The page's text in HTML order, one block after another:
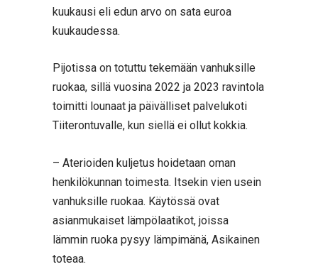
kuukausi eli edun arvo on sata euroa
kuukaudessa.
Pijotissa on totuttu tekemään vanhuksille
ruokaa, sillä vuosina 2022 ja 2023 ravintola
toimitti lounaat ja päivälliset palvelukoti
Tiiterontuvalle, kun siellä ei ollut kokkia.
– Aterioiden kuljetus hoidetaan oman
henkilökunnan toimesta. Itsekin vien usein
vanhuksille ruokaa. Käytössä ovat
asianmukaiset lämpölaatikot, joissa
lämmin ruoka pysyy lämpimänä, Asikainen
toteaa.